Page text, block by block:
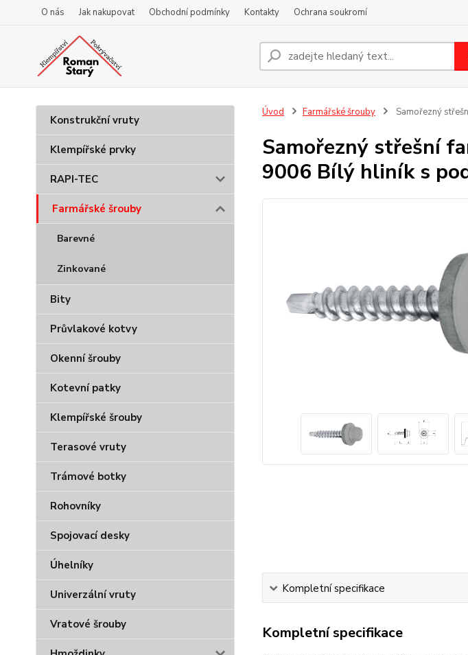
O nás Jak nakupovat Obchodní podmínky Kontakty Ochrana soukromí
Konstrukční vruty
Klempířské prvky
RAPI-TEC
Farmářské šrouby
Barevné
Zinkované
Bity
Průvlakové kotvy
Okenní šrouby
Kotevní patky
Klempířské šrouby
Terasové vruty
Trámové botky
Rohovníky
Spojovací desky
Úhelníky
Univerzální vruty
Vratové šrouby
Úvod Farmářské šrouby Samořezný
Samořezný střešní
9006 Bílý hliník s
Kompletní specifikace
Kompletní specifikace